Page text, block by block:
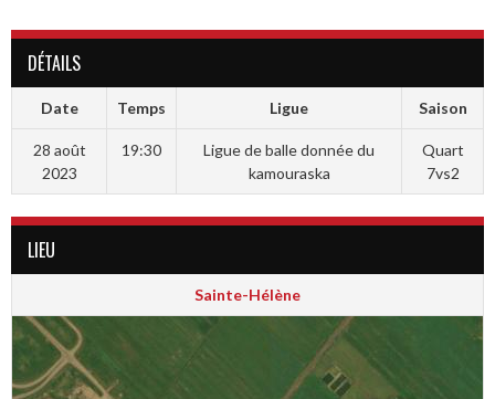
DÉTAILS
Date Temps Ligue Saison
28 août
2023
19:30
Ligue de balle donnée du
kamouraska
Quart
7vs2
LIEU
Sainte-Hélène